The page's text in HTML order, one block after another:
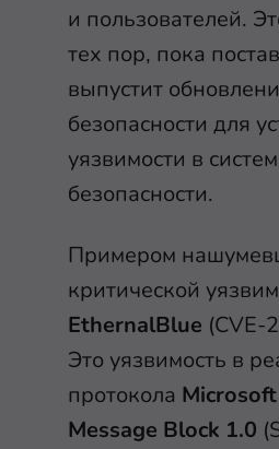
и пользователей.
тех пор, пока
выпустит
безопасности для
уязвимости в
безопасности.
Примером
критической
EthernalBlue (CVE-
Это уязвимость в
протокола
Message Block 1.0